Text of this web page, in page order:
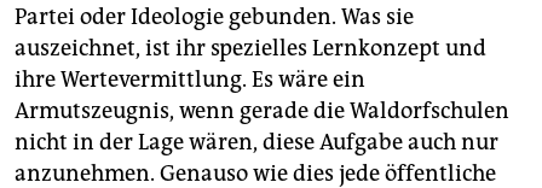
Partei oder Ideologie gebunden. Was sie
auszeichnet, ist ihr spezielles Lernkonzept und
ihre Wertevermittlung. Es wäre ein
Armutszeugnis, wenn gerade die Waldorfschulen
nicht in der Lage wären, diese Aufgabe auch nur
anzunehmen. Genauso wie dies jede öffentliche